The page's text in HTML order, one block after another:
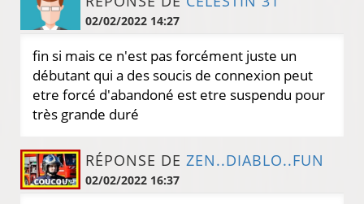
02/02/2022 14:27
fin si mais ce n'est pas forcément juste un
débutant qui a des soucis de connexion peut
etre forcé d'abandoné est etre suspendu pour
très grande duré
RÉPONSE DE ZEN..DIABLO..FUN
02/02/2022 16:37